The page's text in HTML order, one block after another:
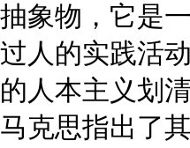
象物，它是
人的实践活
人本主义划
克思指出了